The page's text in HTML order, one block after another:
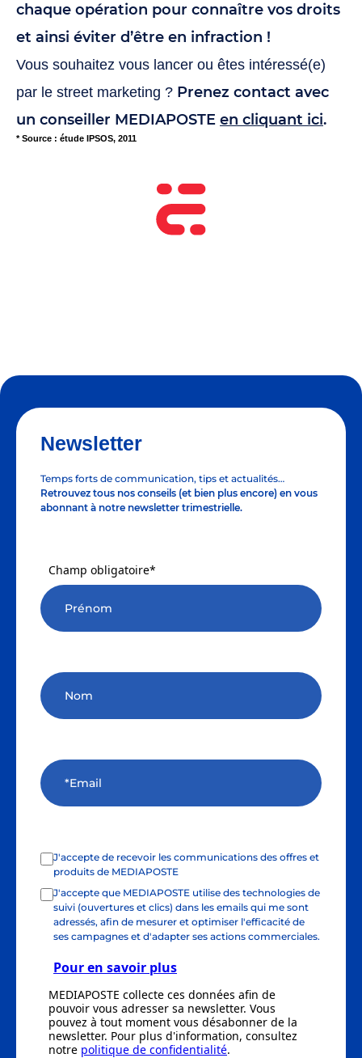
chaque opération pour connaître vos droits
et ainsi éviter d’être en infraction !
Vous souhaitez vous lancer ou êtes intéressé(e)
par le street marketing ? Prenez contact avec
un conseiller MEDIAPOSTE en cliquant ici.
* Source : étude IPSOS, 2011
Newsletter
Temps forts de communication, tips et actualités…
Retrouvez tous nos conseils (et bien plus encore) en vous
abonnant à notre newsletter trimestrielle.
Champ obligatoire*
J'accepte de recevoir les communications des offres et
produits de MEDIAPOSTE
J'accepte que MEDIAPOSTE utilise des technologies de
suivi (ouvertures et clics) dans les emails qui me sont
adressés, afin de mesurer et optimiser l'efficacité de
ses campagnes et d'adapter ses actions commerciales.
Pour en savoir plus
MEDIAPOSTE collecte ces données afin de
pouvoir vous adresser sa newsletter. Vous
pouvez à tout moment vous désabonner de la
newsletter. Pour plus d'information, consultez
notre politique de confidentialité.